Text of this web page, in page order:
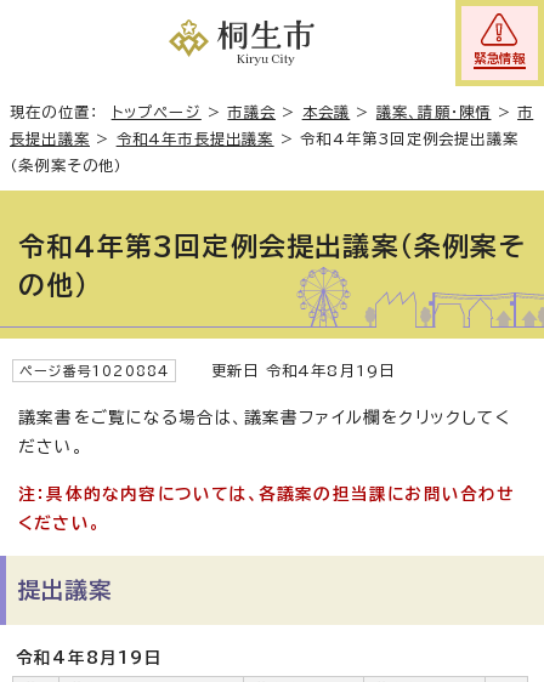
緊急情報
現在の位置： トップページ >市議会 > 本会議 > 議案、請願・陳情 >市
長提出議案 > 令和4年市長提出議案 >令和4年第3回定例会提出議案
（条例案その他）
令和4年第3回定例会提出議案（条例案そ
の他）
ページ番号1020884 更新日 令和4年8月19日
議案書をご覧になる場合は、議案書ファイル欄をクリックしてく
ださい。
注：具体的な内容については、各議案の担当課にお問い合わせ
ください。
提出議案
令和4年8月19日